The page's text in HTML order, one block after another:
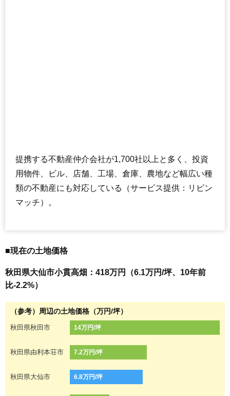
提携する不動産仲介会社が1,700社以上と多く、投資
用物件、ビル、店舗、工場、倉庫、農地など幅広い種
類の不動産にも対応している（サービス提供：リビン
マッチ）。
■現在の土地価格
秋田県大仙市小貫高畑：418万円（6.1万円/坪、10年前
比-2.2%）
（参考）周辺の土地価格（万円/坪）
秋田県秋田市 14万円/坪
秋田県由利本荘市 7.2万円/坪
秋田県大仙市 6.8万円/坪